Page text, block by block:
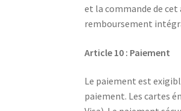
et la commande de
remboursement
Article 10 : Paiement
Le paiement est
paiement. Les cartes